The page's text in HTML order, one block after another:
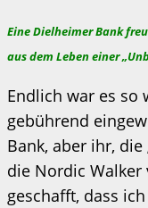
Eine Dielheimer Bank
aus dem Leben einer
Endlich war es so
gebührend
Bank, aber ihr, die
die Nordic Walker
geschafft, dass